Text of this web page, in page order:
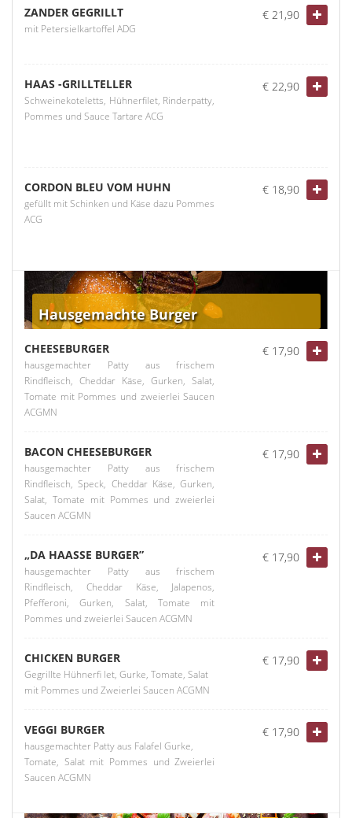
ZANDER GEGRILLT
mit Petersielkartoffel ADG
€ 21,90
HAAS -GRILLTELLER
Schweinekoteletts, Hühnerfilet, Rinderpatty,
Pommes und Sauce Tartare ACG
€ 22,90
CORDON BLEU VOM HUHN
gefüllt mit Schinken und Käse dazu Pommes
ACG
€ 18,90
Hausgemachte Burger
CHEESEBURGER
hausgemachter Patty aus frischem
Rindfleisch, Cheddar Käse, Gurken, Salat,
Tomate mit Pommes und zweierlei Saucen
ACGMN
€ 17,90
BACON CHEESEBURGER
hausgemachter Patty aus frischem
Rindfleisch, Speck, Cheddar Käse, Gurken,
Salat, Tomate mit Pommes und zweierlei
Saucen ACGMN
€ 17,90
„DA HAASSE BURGER”
hausgemachter Patty aus frischem
Rindfleisch, Cheddar Käse, Jalapenos,
Pfefferoni, Gurken, Salat, Tomate mit
Pommes und zweierlei Saucen ACGMN
€ 17,90
CHICKEN BURGER
Gegrillte Hühnerfi let, Gurke, Tomate, Salat
mit Pommes und Zweierlei Saucen ACGMN
€ 17,90
VEGGI BURGER
hausgemachter Patty aus Falafel Gurke,
Tomate, Salat mit Pommes und Zweierlei
Saucen ACGMN
€ 17,90